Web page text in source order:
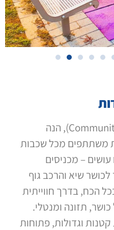
קומיוניפיט (Community of fitness), הנה
משתתפים מכל שכבות
– מכניסים
לכושר שיא והרכב גוף
הכח, בדרך חווייתית
תזונה ומנטלי.
וגדולות, פתוחות